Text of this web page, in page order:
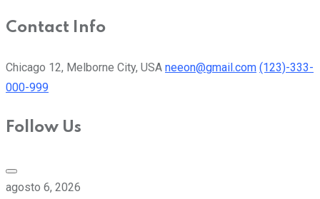
Contact Info
Chicago 12, Melborne City, USA neeon@gmail.com (123)-333-
000-999
Follow Us
agosto 6, 2026